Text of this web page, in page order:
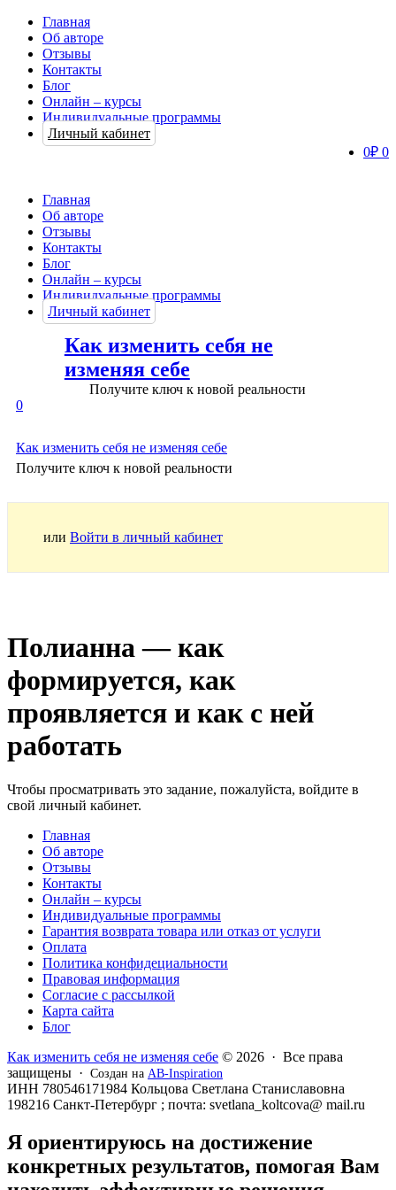
Главная
Об авторе
Отзывы
Контакты
Блог
Онлайн – курсы
Индивидуальные программы
Личный кабинет
0₽ 0
Главная
Об авторе
Отзывы
Контакты
Блог
Онлайн – курсы
Индивидуальные программы
Личный кабинет
Как изменить себя не
изменяя себе
Получите ключ к новой реальности
0
Как изменить себя не изменяя себе
Получите ключ к новой реальности
или Войти в личный кабинет
Полианна — как
формируется, как
проявляется и как с ней
работать
Чтобы просматривать это задание, пожалуйста, войдите в
свой личный кабинет.
Главная
Об авторе
Отзывы
Контакты
Онлайн – курсы
Индивидуальные программы
Гарантия возврата товара или отказ от услуги
Оплата
Политика конфидециальности
Правовая информация
Согласие с рассылкой
Карта сайта
Блог
Как изменить себя не изменяя себе © 2026 · Все права
защищены · Создан на AB-Inspiration
ИНН 780546171984 Кольцова Светлана Станиславовна
198216 Санкт-Петербург ; почта: svetlana_koltcova@ mail.ru
Я ориентируюсь на достижение
конкретных результатов, помогая Вам